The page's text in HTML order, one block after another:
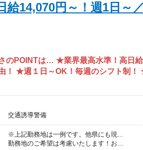
14,070円～！週1日～
のPOINTは… ★業界最高水準！高日
！ ★週１日～OK！毎週のシフト制！
交通誘導警備
※上記勤務地は一例です。他県にも現...
勤務地のご希望は考慮いたします！お...